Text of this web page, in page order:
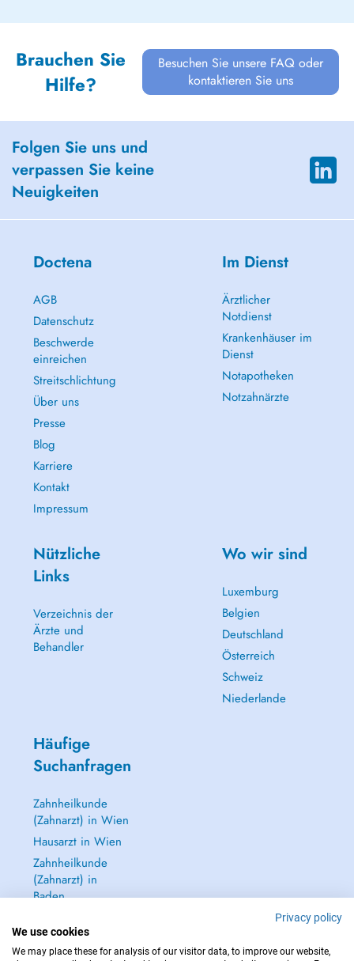
Brauchen Sie
Hilfe?
Besuchen Sie unsere FAQ oder
kontaktieren Sie uns
Folgen Sie uns und
verpassen Sie keine
Neuigkeiten
Doctena
AGB
Datenschutz
Beschwerde
einreichen
Streitschlichtung
Über uns
Presse
Blog
Karriere
Kontakt
Impressum
Im Dienst
Ärztlicher
Notdienst
Krankenhäuser im
Dienst
Notapotheken
Notzahnärzte
Nützliche
Links
Verzeichnis der
Ärzte und
Behandler
Wo wir sind
Luxemburg
Belgien
Deutschland
Österreich
Schweiz
Niederlande
Häufige
Suchanfragen
Zahnheilkunde
(Zahnarzt) in Wien
Hausarzt in Wien
Zahnheilkunde
(Zahnarzt) in
Baden
(Hautarzt) in Baden
Alle anzeigen →
Privacy policy
We use cookies
We may place these for analysis of our visitor data, to improve our website,